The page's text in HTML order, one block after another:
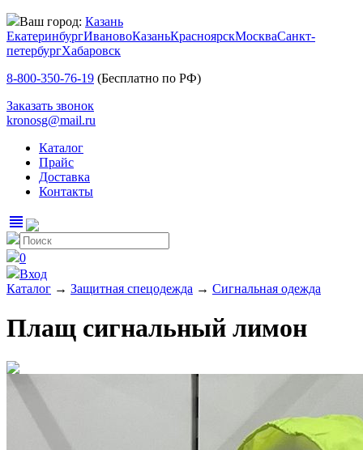
Ваш город: Казань
ЕкатеринбургИвановоКазаньКрасноярскМоскваСанкт-
петербургХабаровск
8-800-350-76-19 (Бесплатно по РФ)
Заказать звонок
kronosg@mail.ru
Каталог
Прайс
Доставка
Контакты
view_headline
0
Вход
Каталог → Защитная спецодежда → Сигнальная одежда
Плащ сигнальный лимон